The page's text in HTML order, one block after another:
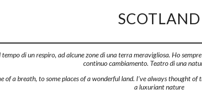
SCOTLAND
di un respiro, ad alcune zone di una terra meravigliosa. Ho
continuo cambiamento. Teatro di una
of a breath, to some places of a wonderful land. I’ve always thought
a luxuriant nature